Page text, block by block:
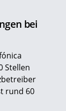
bei
Stellen
rund 60